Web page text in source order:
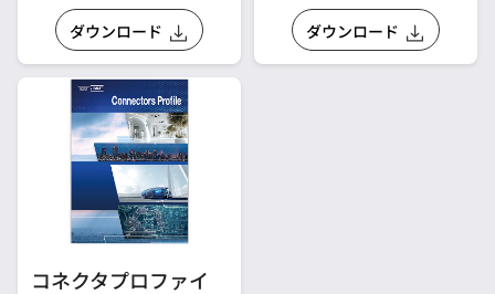
す。
ダウンロード
す。
ダウンロード
コネクタプロファイ